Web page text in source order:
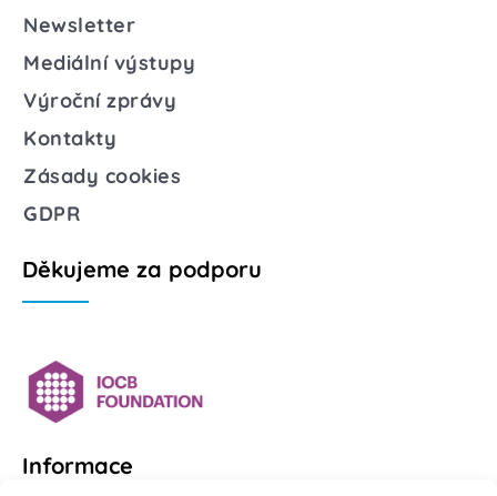
Newsletter
Mediální výstupy
Výroční zprávy
Kontakty
Zásady cookies
GDPR
Děkujeme za podporu
Informace